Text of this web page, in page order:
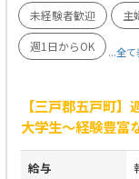
未経験者歓迎 主
週1日からOK
...全
【三戸郡五戸町
大学生～経験豊富
給与